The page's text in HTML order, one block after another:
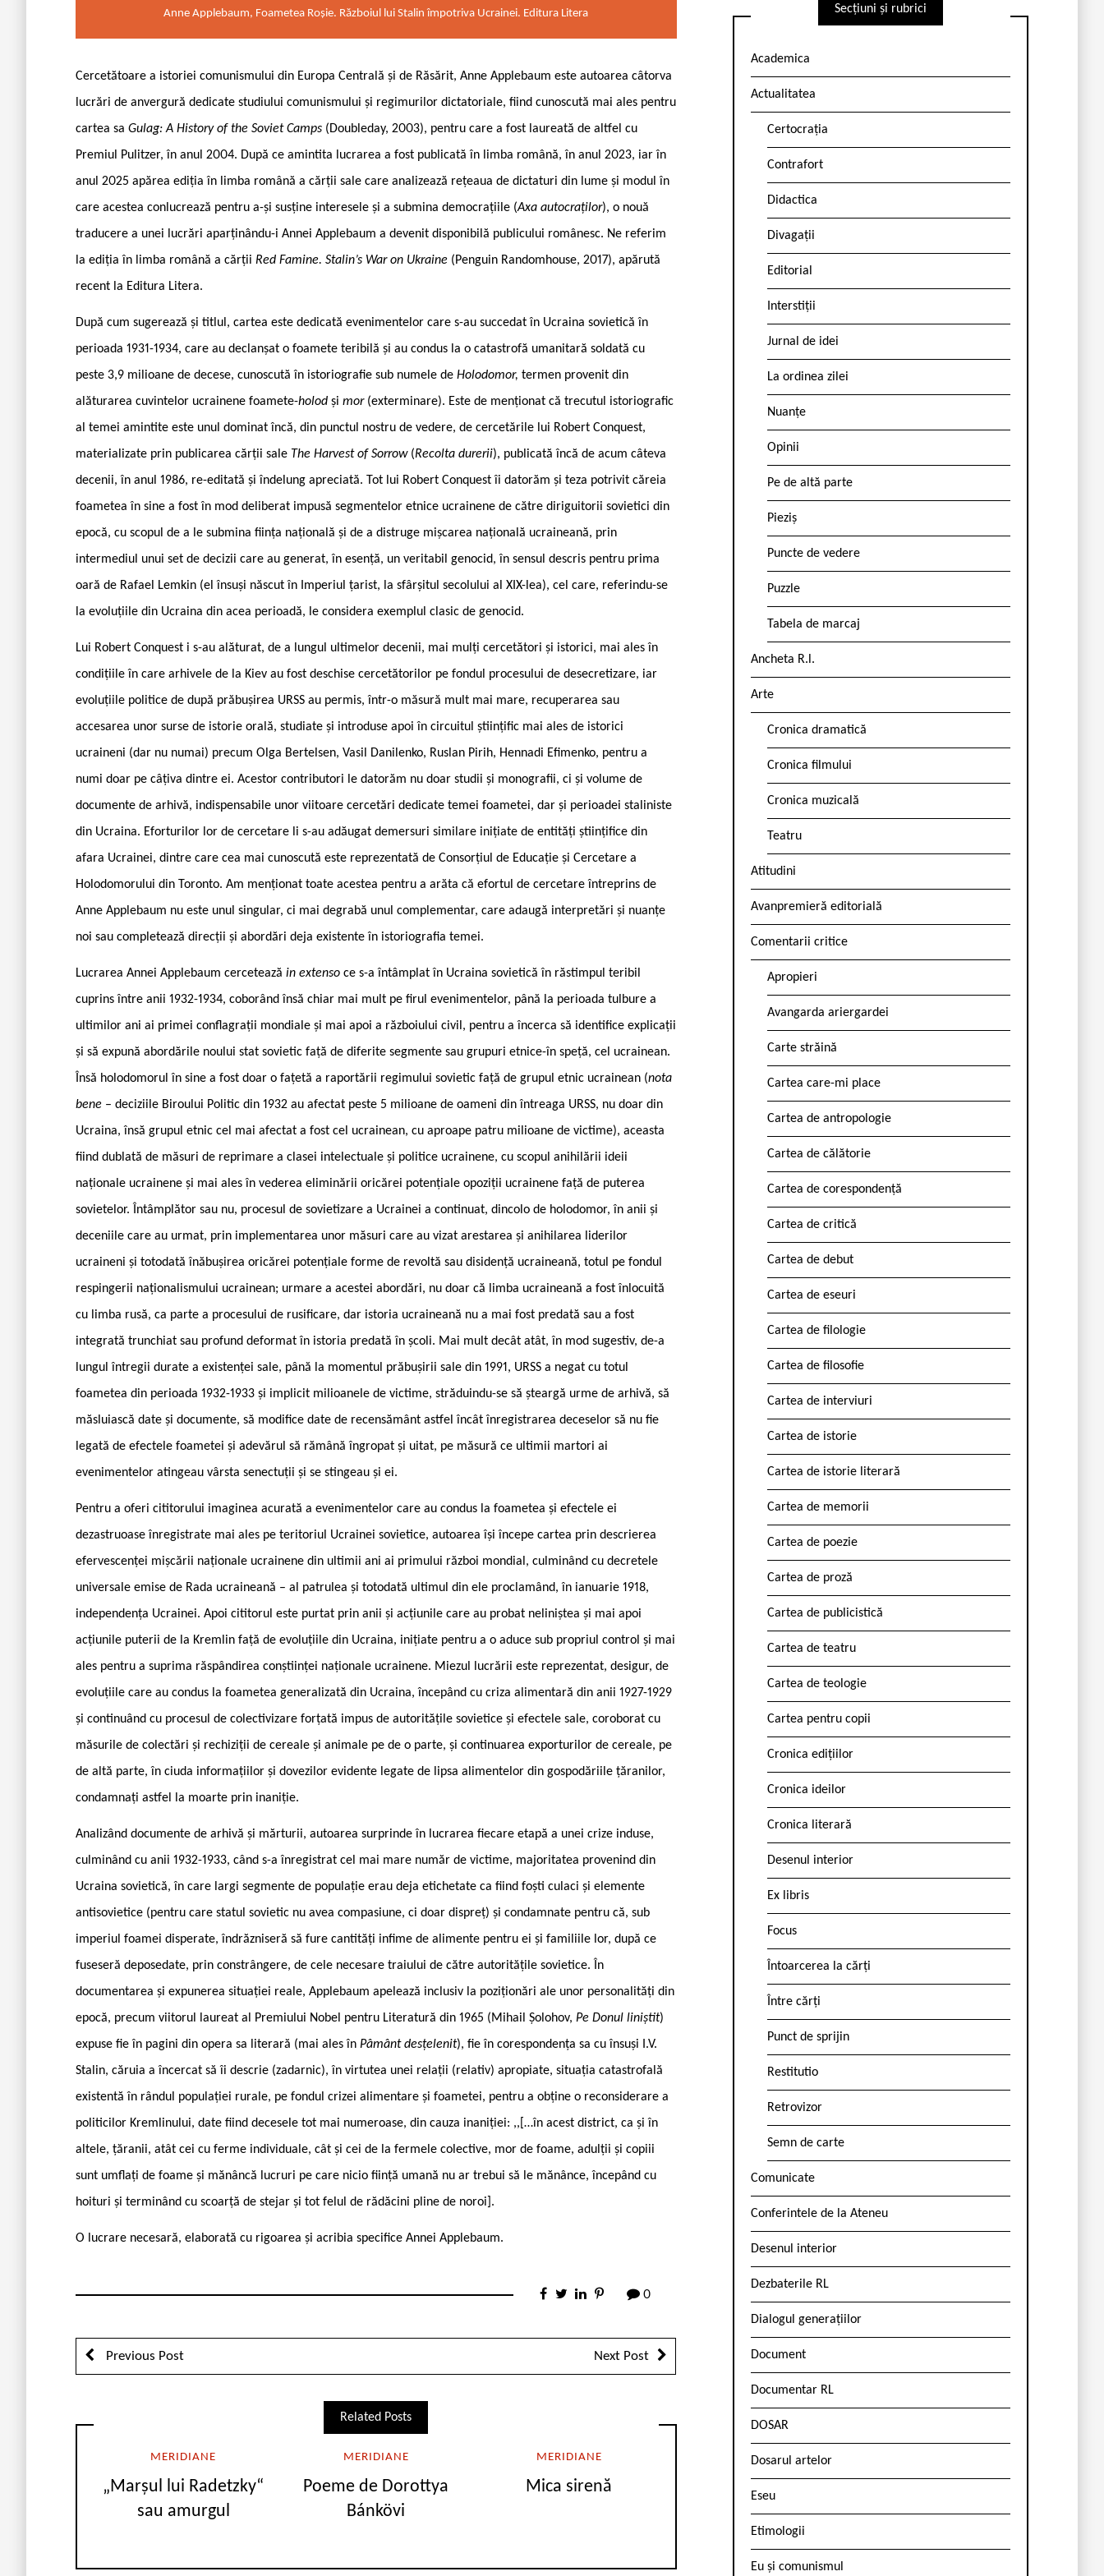
Anne Applebaum, Foametea Roșie. Războiul lui Stalin împotriva Ucrainei. Editura Litera
Cercetătoare a istoriei comunismului din Europa Centrală și de Răsărit, Anne Applebaum este autoarea câtorva
lucrări de anvergură dedicate studiului comunismului și regimurilor dictatoriale, fiind cunoscută mai ales pentru
cartea sa Gulag: A History of the Soviet Camps (Doubleday, 2003), pentru care a fost laureată de altfel cu
Premiul Pulitzer, în anul 2004. După ce amintita lucrarea a fost publicată în limba română, în anul 2023, iar în
anul 2025 apărea ediția în limba română a cărții sale care analizează rețeaua de dictaturi din lume și modul în
care acestea conlucrează pentru a-și susține interesele și a submina democrațiile (Axa autocraților), o nouă
traducere a unei lucrări aparținându-i Annei Applebaum a devenit disponibilă publicului românesc. Ne referim
la ediția în limba română a cărții Red Famine. Stalin’s War on Ukraine (Penguin Randomhouse, 2017), apărută
recent la Editura Litera.
După cum sugerează și titlul, cartea este dedicată evenimentelor care s-au succedat în Ucraina sovietică în
perioada 1931-1934, care au declanșat o foamete teribilă și au condus la o catastrofă umanitară soldată cu
peste 3,9 milioane de decese, cunoscută în istoriografie sub numele de Holodomor, termen provenit din
alăturarea cuvintelor ucrainene foamete-holod și mor (exterminare). Este de menționat că trecutul istoriografic
al temei amintite este unul dominat încă, din punctul nostru de vedere, de cercetările lui Robert Conquest,
materializate prin publicarea cărții sale The Harvest of Sorrow (Recolta durerii), publicată încă de acum câteva
decenii, în anul 1986, re-editată și îndelung apreciată. Tot lui Robert Conquest îi datorăm și teza potrivit căreia
foametea în sine a fost în mod deliberat impusă segmentelor etnice ucrainene de către diriguitorii sovietici din
epocă, cu scopul de a le submina ființa națională și de a distruge mișcarea națională ucraineană, prin
intermediul unui set de decizii care au generat, în esență, un veritabil genocid, în sensul descris pentru prima
oară de Rafael Lemkin (el însuși născut în Imperiul țarist, la sfârșitul secolului al XIX-lea), cel care, referindu-se
la evoluțiile din Ucraina din acea perioadă, le considera exemplul clasic de genocid.
Lui Robert Conquest i s-au alăturat, de a lungul ultimelor decenii, mai mulți cercetători și istorici, mai ales în
condițiile în care arhivele de la Kiev au fost deschise cercetătorilor pe fondul procesului de desecretizare, iar
evoluțiile politice de după prăbușirea URSS au permis, într-o măsură mult mai mare, recuperarea sau
accesarea unor surse de istorie orală, studiate și introduse apoi în circuitul științific mai ales de istorici
ucraineni (dar nu numai) precum Olga Bertelsen, Vasil Danilenko, Ruslan Pirih, Hennadi Efimenko, pentru a
numi doar pe câțiva dintre ei. Acestor contributori le datorăm nu doar studii și monografii, ci și volume de
documente de arhivă, indispensabile unor viitoare cercetări dedicate temei foametei, dar și perioadei staliniste
din Ucraina. Eforturilor lor de cercetare li s-au adăugat demersuri similare inițiate de entități științifice din
afara Ucrainei, dintre care cea mai cunoscută este reprezentată de Consorțiul de Educație și Cercetare a
Holodomorului din Toronto. Am menționat toate acestea pentru a arăta că efortul de cercetare întreprins de
Anne Applebaum nu este unul singular, ci mai degrabă unul complementar, care adaugă interpretări și nuanțe
noi sau completează direcții și abordări deja existente în istoriografia temei.
Lucrarea Annei Applebaum cercetează in extenso ce s-a întâmplat în Ucraina sovietică în răstimpul teribil
cuprins între anii 1932-1934, coborând însă chiar mai mult pe firul evenimentelor, până la perioada tulbure a
ultimilor ani ai primei conflagrații mondiale și mai apoi a războiului civil, pentru a încerca să identifice explicații
și să expună abordările noului stat sovietic față de diferite segmente sau grupuri etnice-în speță, cel ucrainean.
Însă holodomorul în sine a fost doar o fațetă a raportării regimului sovietic față de grupul etnic ucrainean (nota
bene – deciziile Biroului Politic din 1932 au afectat peste 5 milioane de oameni din întreaga URSS, nu doar din
Ucraina, însă grupul etnic cel mai afectat a fost cel ucrainean, cu aproape patru milioane de victime), aceasta
fiind dublată de măsuri de reprimare a clasei intelectuale și politice ucrainene, cu scopul anihilării ideii
naționale ucrainene și mai ales în vederea eliminării oricărei potențiale opoziții ucrainene față de puterea
sovietelor. Întâmplător sau nu, procesul de sovietizare a Ucrainei a continuat, dincolo de holodomor, în anii și
deceniile care au urmat, prin implementarea unor măsuri care au vizat arestarea și anihilarea liderilor
ucraineni și totodată înăbușirea oricărei potențiale forme de revoltă sau disidență ucraineană, totul pe fondul
respingerii naționalismului ucrainean; urmare a acestei abordări, nu doar că limba ucraineană a fost înlocuită
cu limba rusă, ca parte a procesului de rusificare, dar istoria ucraineană nu a mai fost predată sau a fost
integrată trunchiat sau profund deformat în istoria predată în școli. Mai mult decât atât, în mod sugestiv, de-a
lungul întregii durate a existenței sale, până la momentul prăbușirii sale din 1991, URSS a negat cu totul
foametea din perioada 1932-1933 și implicit milioanele de victime, străduindu-se să șteargă urme de arhivă, să
măsluiască date și documente, să modifice date de recensământ astfel încât înregistrarea deceselor să nu fie
legată de efectele foametei și adevărul să rămână îngropat și uitat, pe măsură ce ultimii martori ai
evenimentelor atingeau vârsta senectuții și se stingeau și ei.
Pentru a oferi cititorului imaginea acurată a evenimentelor care au condus la foametea și efectele ei
dezastruoase înregistrate mai ales pe teritoriul Ucrainei sovietice, autoarea își începe cartea prin descrierea
efervescenței mișcării naționale ucrainene din ultimii ani ai primului război mondial, culminând cu decretele
universale emise de Rada ucraineană – al patrulea și totodată ultimul din ele proclamând, în ianuarie 1918,
independența Ucrainei. Apoi cititorul este purtat prin anii și acțiunile care au probat neliniștea și mai apoi
acțiunile puterii de la Kremlin față de evoluțiile din Ucraina, inițiate pentru a o aduce sub propriul control și mai
ales pentru a suprima răspândirea conștiinței naționale ucrainene. Miezul lucrării este reprezentat, desigur, de
evoluțiile care au condus la foametea generalizată din Ucraina, începând cu criza alimentară din anii 1927-1929
și continuând cu procesul de colectivizare forțată impus de autoritățile sovietice și efectele sale, coroborat cu
măsurile de colectări și rechiziții de cereale și animale pe de o parte, și continuarea exporturilor de cereale, pe
de altă parte, în ciuda informațiilor și dovezilor evidente legate de lipsa alimentelor din gospodăriile țăranilor,
condamnați astfel la moarte prin inaniție.
Analizând documente de arhivă și mărturii, autoarea surprinde în lucrarea fiecare etapă a unei crize induse,
culminând cu anii 1932-1933, când s-a înregistrat cel mai mare număr de victime, majoritatea provenind din
Ucraina sovietică, în care largi segmente de populație erau deja etichetate ca fiind foști culaci și elemente
antisovietice (pentru care statul sovietic nu avea compasiune, ci doar dispreț) și condamnate pentru că, sub
imperiul foamei disperate, îndrăzniseră să fure cantități infime de alimente pentru ei și familiile lor, după ce
fuseseră deposedate, prin constrângere, de cele necesare traiului de către autoritățile sovietice. În
documentarea și expunerea situației reale, Applebaum apelează inclusiv la poziționări ale unor personalități din
epocă, precum viitorul laureat al Premiului Nobel pentru Literatură din 1965 (Mihail Șolohov, Pe Donul liniștit)
expuse fie în pagini din opera sa literară (mai ales în Pâmânt desțelenit), fie în corespondența sa cu însuși I.V.
Stalin, căruia a încercat să îi descrie (zadarnic), în virtutea unei relații (relativ) apropiate, situația catastrofală
existentă în rândul populației rurale, pe fondul crizei alimentare și foametei, pentru a obține o reconsiderare a
politicilor Kremlinului, date fiind decesele tot mai numeroase, din cauza inaniției: ,,[…în acest district, ca și în
altele, țăranii, atât cei cu ferme individuale, cât și cei de la fermele colective, mor de foame, adulții și copiii
sunt umflați de foame și mănâncă lucruri pe care nicio ființă umană nu ar trebui să le mănânce, începând cu
hoituri și terminând cu scoarță de stejar și tot felul de rădăcini pline de noroi].
O lucrare necesară, elaborată cu rigoarea și acribia specifice Annei Applebaum.
0
Previous Post Next Post
Related Posts
MERIDIANE
„Marşul lui Radetzky“
sau amurgul
MERIDIANE
Poeme de Dorottya
Bánkövi
MERIDIANE
Mica sirenă
Secțiuni și rubrici
Academica
Actualitatea
Certocrația
Contrafort
Didactica
Divagații
Editorial
Interstiții
Jurnal de idei
La ordinea zilei
Nuanțe
Opinii
Pe de altă parte
Pieziș
Puncte de vedere
Puzzle
Tabela de marcaj
Ancheta R.l.
Arte
Cronica dramatică
Cronica filmului
Cronica muzicală
Teatru
Atitudini
Avanpremieră editorială
Comentarii critice
Apropieri
Avangarda ariergardei
Carte străină
Cartea care-mi place
Cartea de antropologie
Cartea de călătorie
Cartea de corespondență
Cartea de critică
Cartea de debut
Cartea de eseuri
Cartea de filologie
Cartea de filosofie
Cartea de interviuri
Cartea de istorie
Cartea de istorie literară
Cartea de memorii
Cartea de poezie
Cartea de proză
Cartea de publicistică
Cartea de teatru
Cartea de teologie
Cartea pentru copii
Cronica edițiilor
Cronica ideilor
Cronica literară
Desenul interior
Ex libris
Focus
Întoarcerea la cărți
Între cărți
Punct de sprijin
Restitutio
Retrovizor
Semn de carte
Comunicate
Conferintele de la Ateneu
Desenul interior
Dezbaterile RL
Dialogul generațiilor
Document
Documentar RL
DOSAR
Dosarul artelor
Eseu
Etimologii
Eu și comunismul